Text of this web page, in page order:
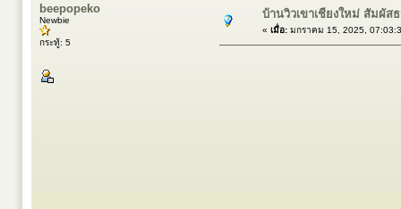
beepopeko
Newbie
กระทู้: 5
บ้านวิวเขาเชียงใหม่ สัมผัส
« เมื่อ: มกราคม 15, 2025,